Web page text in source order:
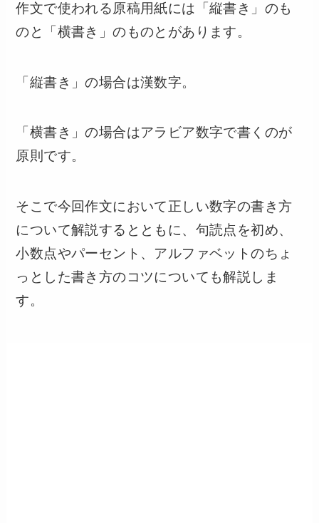
作文で使われる原稿用紙には「縦書き」のも
のと「横書き」のものとがあります。
「縦書き」の場合は漢数字。
「横書き」の場合はアラビア数字で書くのが
原則です。
そこで今回作文において正しい数字の書き方
について解説するとともに、句読点を初め、
小数点やパーセント、アルファベットのちょ
っとした書き方のコツについても解説しま
す。